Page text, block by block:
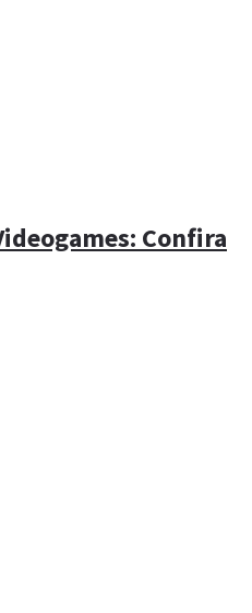
Confira